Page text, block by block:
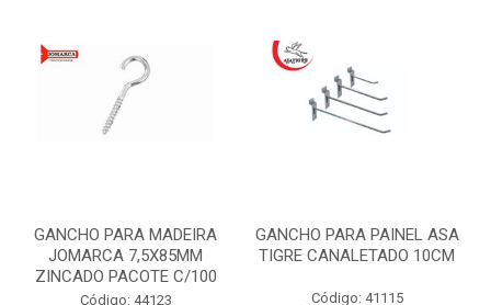
GANCHO PARA MADEIRA
JOMARCA 7,5X85MM
ZINCADO PACOTE C/100
Código: 44123
GANCHO PARA PAINEL ASA
TIGRE CANALETADO 10CM
Código: 41115